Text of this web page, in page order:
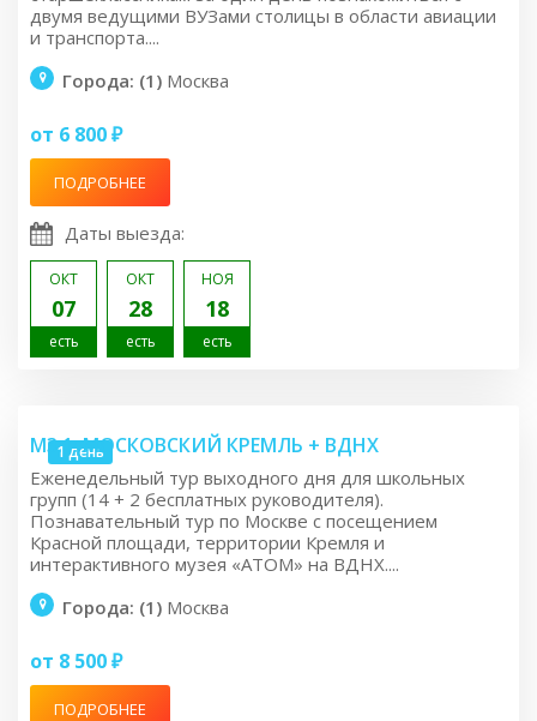
двумя ведущими ВУЗами столицы в области авиации
и транспорта....
Города: (1) Москва
от 6 800 ₽
ПОДРОБНЕЕ
Даты выезда:
ОКТ
07
есть
ОКТ
28
есть
НОЯ
18
есть
1 день
M3.1: МОСКОВСКИЙ КРЕМЛЬ + ВДНХ
Еженедельный тур выходного дня для школьных
групп (14 + 2 бесплатных руководителя).
Познавательный тур по Москве с посещением
Красной площади, территории Кремля и
интерактивного музея «АТОМ» на ВДНХ....
Города: (1) Москва
от 8 500 ₽
ПОДРОБНЕЕ